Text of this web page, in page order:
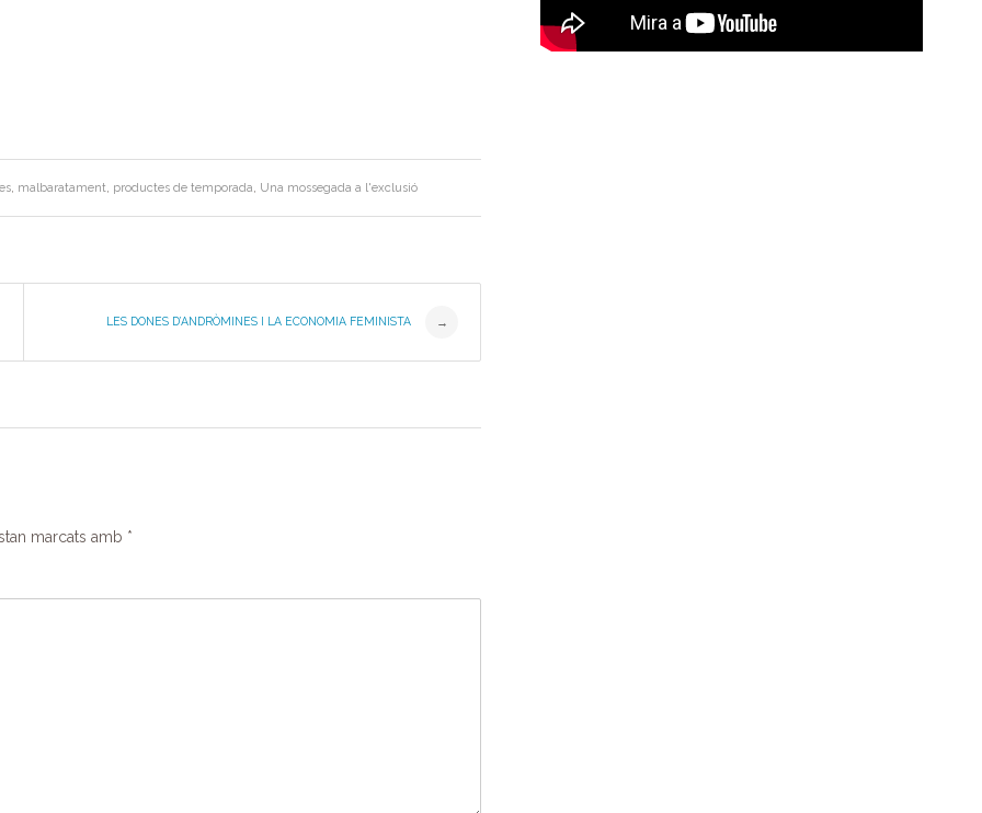
, malbaratament, productes de temporada, Una mossegada a l'exclusió
LES DONES D’ANDRÒMINES I LA ECONOMIA FEMINISTA →
marcats amb *